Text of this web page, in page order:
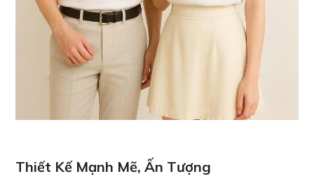
Thiết Kế Mạnh Mẽ, Ấn Tượng